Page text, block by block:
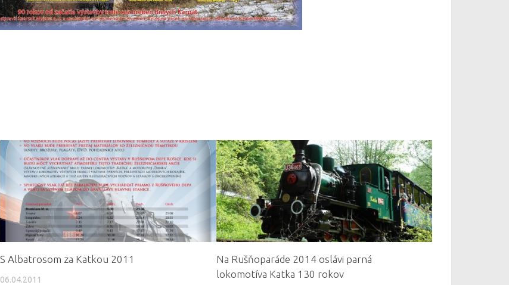
S Albatrosom za Katkou 2011
06.04.2011
Na Rušňoparáde 2014 oslávi parná
lokomotíva Katka 130 rokov